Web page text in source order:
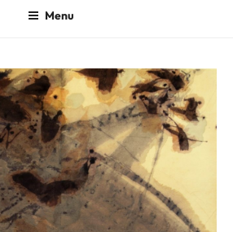
Menu